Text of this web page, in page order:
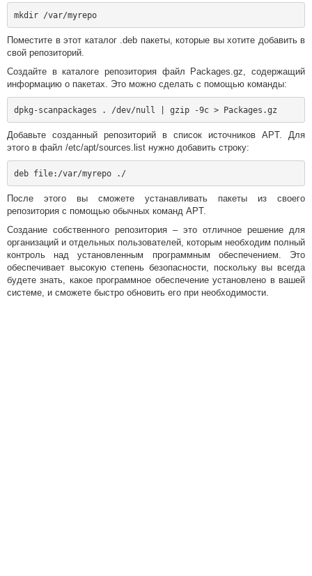
mkdir /var/myrepo
Поместите в этот каталог .deb пакеты, которые вы хотите добавить в
свой репозиторий.
Создайте в каталоге репозитория файл Packages.gz, содержащий
информацию о пакетах. Это можно сделать с помощью команды:
Добавьте созданный репозиторий в список источников APT. Для
этого в файл /etc/apt/sources.list нужно добавить строку:
После этого вы сможете устанавливать пакеты из своего
репозитория с помощью обычных команд APT.
Создание собственного репозитория – это отличное решение для
организаций и отдельных пользователей, которым необходим полный
контроль над установленным программным обеспечением. Это
обеспечивает высокую степень безопасности, поскольку вы всегда
будете знать, какое программное обеспечение установлено в вашей
системе, и сможете быстро обновить его при необходимости.